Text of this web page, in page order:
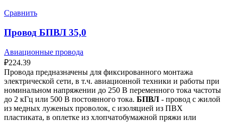
Сравнить
Провод БПВЛ 35,0
Авиационные провода
₽224.39
Провода предназначены для фиксированного монтажа
электрической сети, в т.ч. авиационной техники и работы при
номинальном напряжении до 250 В переменного тока частоты
до 2 кГц или 500 В постоянного тока. БПВЛ - провод с жилой
из медных луженых проволок, с изоляцией из ПВХ
пластиката, в оплетке из хлопчатобумажной пряжи или